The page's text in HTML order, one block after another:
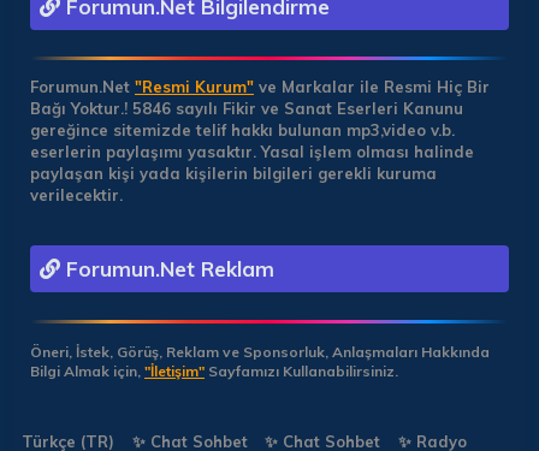
Forumun.Net Bilgilendirme
Forumun.Net "Resmi Kurum" ve Markalar ile Resmi Hiç Bir
Bağı Yoktur.! 5846 sayılı Fikir ve Sanat Eserleri Kanunu
gereğince sitemizde telif hakkı bulunan mp3,video v.b.
eserlerin paylaşımı yasaktır. Yasal işlem olması halinde
paylaşan kişi yada kişilerin bilgileri gerekli kuruma
verilecektir.
Forumun.Net Reklam
Öneri, İstek, Görüş, Reklam ve Sponsorluk, Anlaşmaları Hakkında
Bilgi Almak için, "İletişim" Sayfamızı Kullanabilirsiniz.
Türkçe (TR) ✨ Chat Sohbet ✨ Chat Sohbet ✨ Radyo